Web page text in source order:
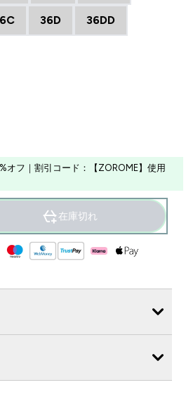
36D 36DD
オフ｜割引コード：【ZOROME】使用
price
在庫切れ